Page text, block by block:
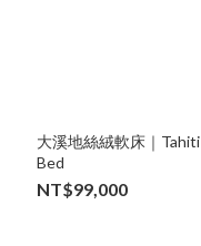
大溪地絲絨軟床｜Tahiti
Bed
NT$99,000